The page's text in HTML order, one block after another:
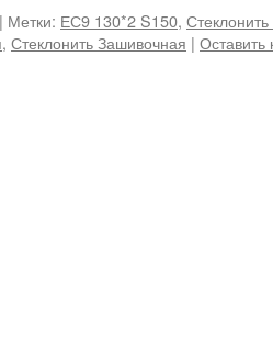
| Метки: ЕС9 130*2 S150,
, Стеклонить Зашивочная |